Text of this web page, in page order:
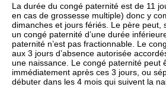
La durée du congé paternité est de 11
en cas de grossesse multiple) donc y
dimanches et jours fériés. Le père peut,
un congé paternité d’une durée
paternité n’est pas fractionnable. Le
aux 3 jours d’absence autorisée
une naissance. Le congé paternité peut
immédiatement après ces 3 jours, ou
débuter dans les 4 mois qui suivent la